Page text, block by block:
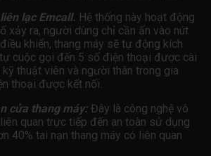
lạc Emcall. Hệ thống này hoạt động
xảy ra, người dùng chỉ cần ấn vào nút
khiển, thang máy sẽ tự động kích
cuộc gọi đến 5 số điện thoại được cài
thuật viên và người thân trong gia
thoại được kết nối.
cửa thang máy: Đây là công nghệ vô
quan trực tiếp đến an toàn sử dụng
40% tai nạn thang máy có liên quan